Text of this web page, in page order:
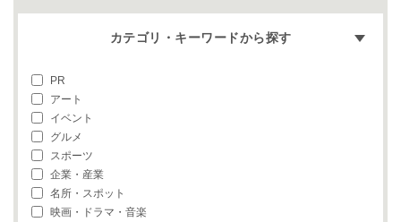
カテゴリ・キーワードから探す
PR
アート
イベント
グルメ
スポーツ
企業・産業
名所・スポット
映画・ドラマ・音楽